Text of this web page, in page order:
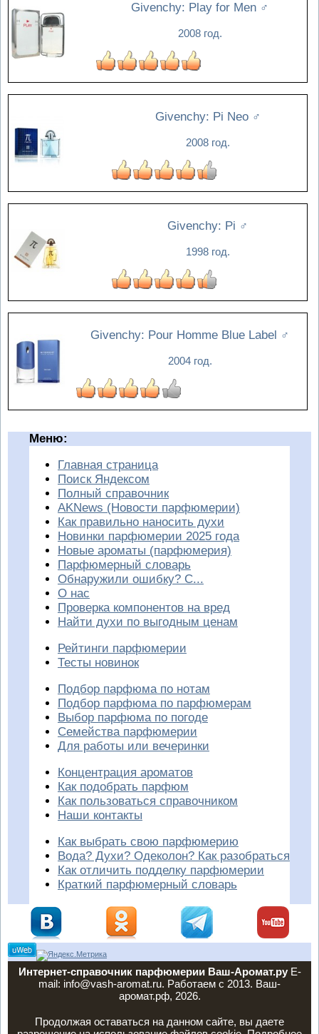
Givenchy: Play for Men ♂
2008 год.
Givenchy: Pi Neo ♂
2008 год.
Givenchy: Pi ♂
1998 год.
Givenchy: Pour Homme Blue Label ♂
2004 год.
Меню:
Главная страница
Поиск Яндексом
Полный справочник
AKNews (Новости парфюмерии)
Как правильно наносить духи
Новинки парфюмерии 2025 года
Новые ароматы (парфюмерия)
Парфюмерный словарь
Обнаружили ошибку? С...
О нас
Проверка компонентов на вред
Найти духи по выгодным ценам
Рейтинги парфюмерии
Тесты новинок
Подбор парфюма по нотам
Подбор парфюма по парфюмерам
Выбор парфюма по погоде
Семейства парфюмерии
Для работы или вечеринки
Концентрация ароматов
Как подобрать парфюм
Как пользоваться справочником
Наши контакты
Как выбрать свою парфюмерию
Вода? Духи? Одеколон? Как разобраться
Как отличить подделку парфюмерии
Краткий парфюмерный словарь
Интернет-справочник парфюмерии Ваш-Аромат.руE-
mail: info@vash-aromat.ru. Работаем с 2013. Ваш-
аромат.рф, 2026.
Продолжая оставаться на данном сайте, вы даете